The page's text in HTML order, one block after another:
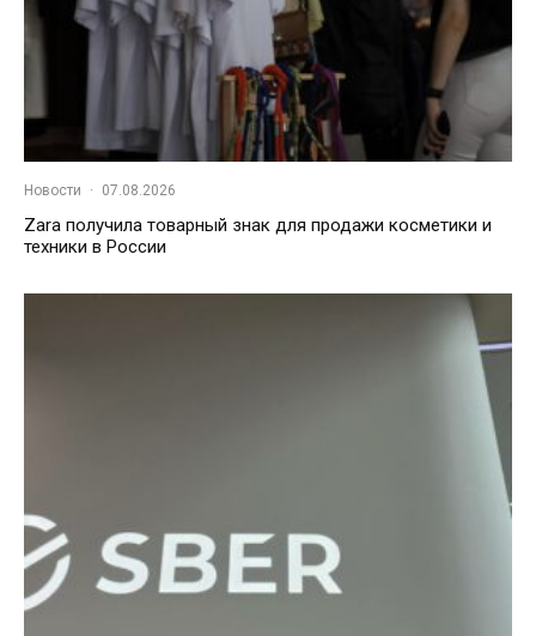
Новости · 07.08.2026
Zara получила товарный знак для продажи косметики и
техники в России